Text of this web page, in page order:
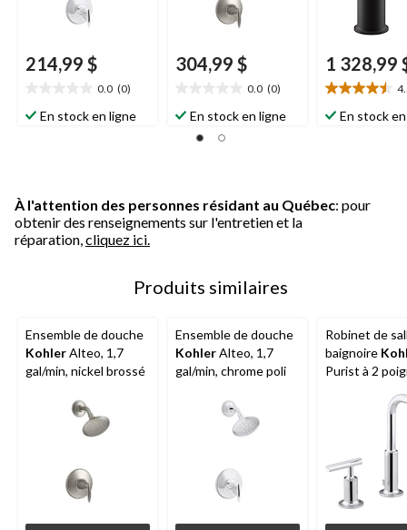
214,99 $
0.0 (0)
étoile(s)
En stock en ligne
304,99 $
0.0 (0)
étoile(s)
En stock en ligne
1 328,99
4.5
étoile(s)
En stock
À l'attention des personnes résidant au Québec: pour
obtenir des renseignements sur l'entretien et la
réparation, cliquez ici.
Produits similaires
Ensemble de douche
KohlerAlteo, 1,7
gal/min, nickel brossé
Ensemble de douche
KohlerAlteo, 1,7
gal/min, chrome poli
Robinet de
baignoire
Purist à 2